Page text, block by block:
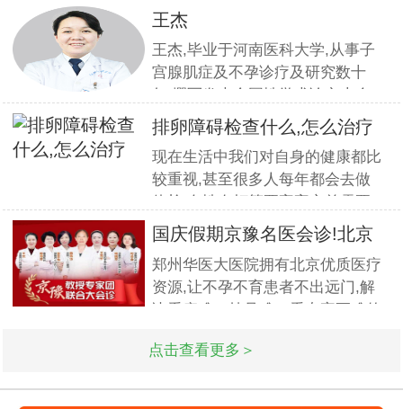
组织全员开展优质服务提升培训.
本期培训邀请到职业素养与服务设
计专家
王杰
王杰,毕业于河南医科大学,从事子
宫腺肌症及不孕诊疗及研究数十
年,撰写发表全国性学术论文十余
篇.对宫、腹腔镜等微创高科技技
术诊治子宫腺肌症、石女、子宫肌
瘤、女性不孕等妇科疑难杂症有一
套成熟完整的方案,深得患者好评!
排卵障碍检查什么,怎么治疗
现在生活中我们对自身的健康都比
较重视,甚至很多人每年都会去做
到医院做孕前检查,这样才能更好
的保证怀孕的诊疗率.有患者想了
解排卵障碍检查什么?怎么治疗?我
们来一起了解下. 排卵障碍检查什
国庆假期京豫名医会诊!北京
不孕
郑州华医大医院拥有北京优质医疗
资源,让不孕不育患者不出远门,解
决看病难、挂号难、看专家更难的
北京专家将与郑州华医大医院名医
点击查看更多＞